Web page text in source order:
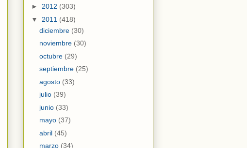
► 2012 (303)
▼ 2011 (418)
diciembre (30)
noviembre (30)
octubre (29)
septiembre (25)
agosto (33)
julio (39)
junio (33)
mayo (37)
abril (45)
marzo (34)